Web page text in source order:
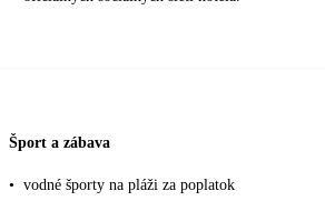
Šport a zábava
• vodné športy na pláži za poplatok